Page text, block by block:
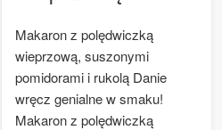
Makaron z polędwiczką
wieprzową, suszonymi
pomidorami i rukolą Danie
wręcz genialne w smaku!
Makaron z polędwiczką